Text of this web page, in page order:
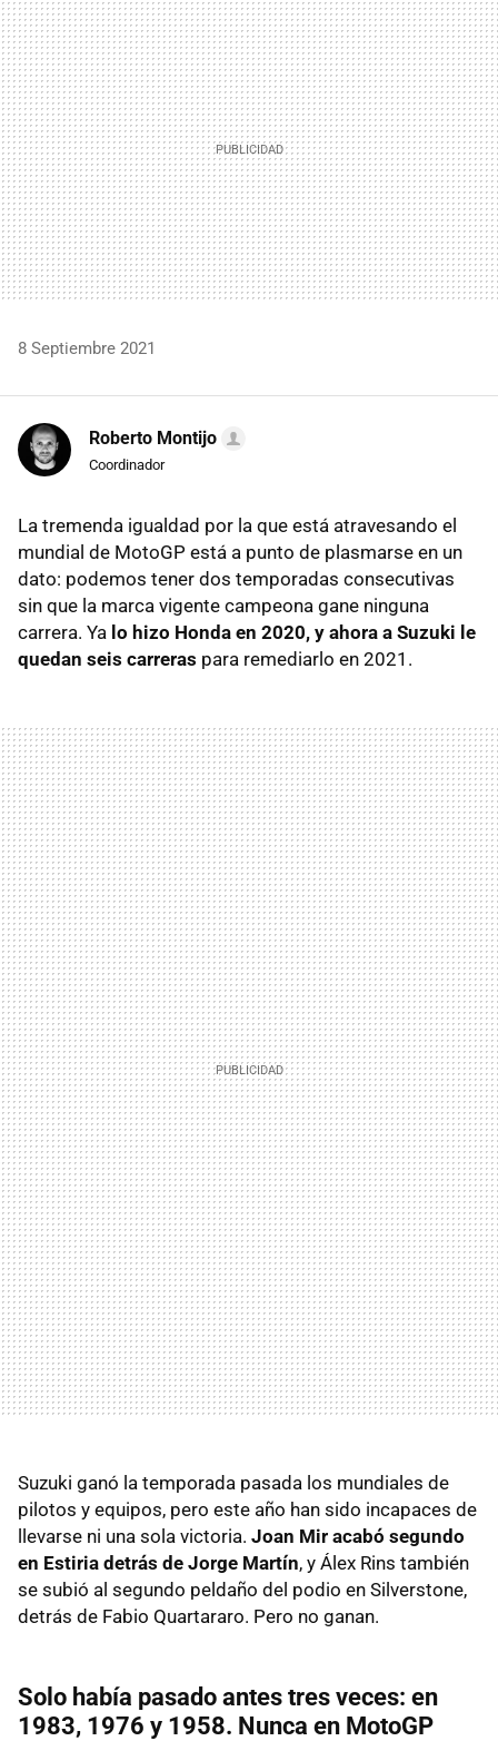
MAIL
8 Septiembre 2021
Roberto Montijo
Coordinador
La tremenda igualdad por la que está atravesando el
mundial de MotoGP está a punto de plasmarse en un
dato: podemos tener dos temporadas consecutivas
sin que la marca vigente campeona gane ninguna
carrera. Ya lo hizo Honda en 2020, y ahora a Suzuki le
quedan seis carreras para remediarlo en 2021.
Suzuki ganó la temporada pasada los mundiales de
pilotos y equipos, pero este año han sido incapaces de
llevarse ni una sola victoria. Joan Mir acabó segundo
en Estiria detrás de Jorge Martín, y Álex Rins también
se subió al segundo peldaño del podio en Silverstone,
detrás de Fabio Quartararo. Pero no ganan.
Solo había pasado antes tres veces: en
1983, 1976 y 1958. Nunca en MotoGP